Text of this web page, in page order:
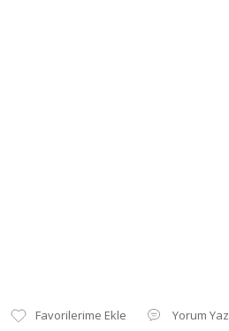
Yorum Yaz